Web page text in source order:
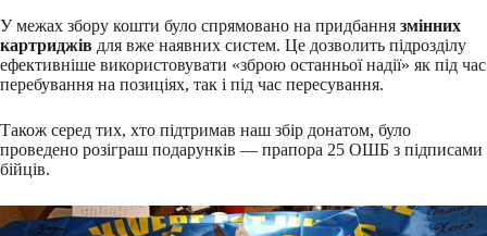
У межах збору кошти було спрямовано на придбання змінних
картриджів для вже наявних систем. Це дозволить підрозділу
ефективніше використовувати «зброю останньої надії» як під час
перебування на позиціях, так і під час пересування.
Також серед тих, хто підтримав наш збір донатом, було
проведено розіграш подарунків — прапора 25 ОШБ з підписами
бійців.